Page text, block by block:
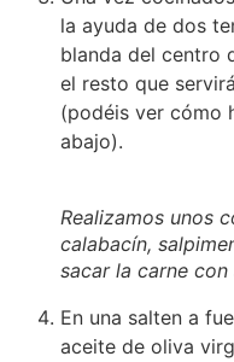
la ayuda de dos
blanda del centro
el resto que
(podéis ver cómo
abajo).
Realizamos unos
calabacín,
sacar la carne
En una salten a
aceite de oliva